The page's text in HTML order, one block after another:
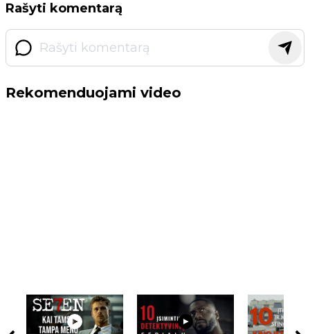
Rašyti komentarą
Rekomenduojami video